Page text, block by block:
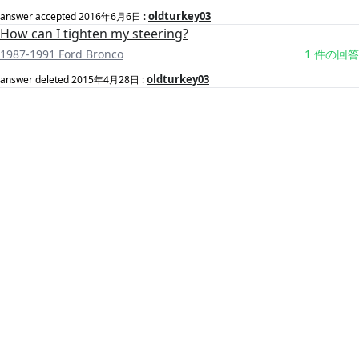
answer accepted2016年6月6日 :oldturkey03
How can I tighten my steering?
1987-1991 Ford Bronco 1 件の回答
answer deleted2015年4月28日 :oldturkey03